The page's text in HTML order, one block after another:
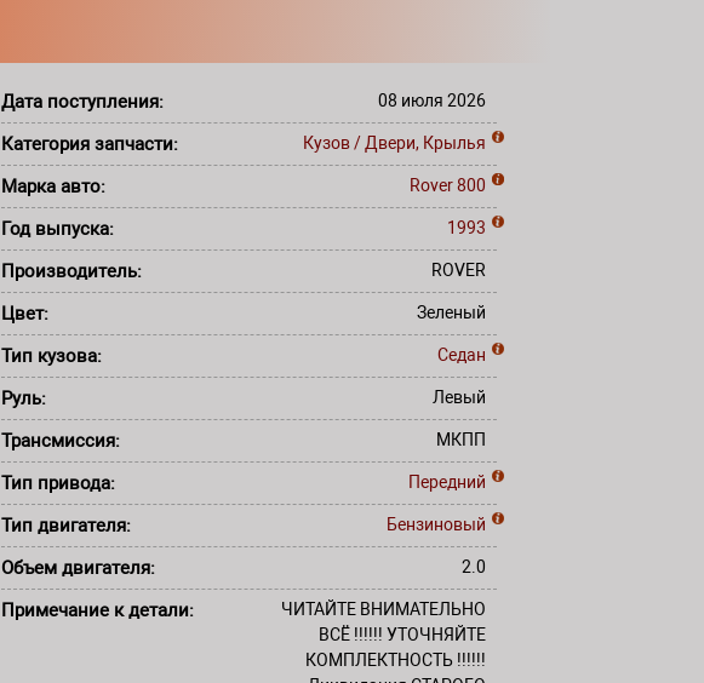
Дата поступления: 08 июля 2026
Категория запчасти: Кузов / Двери, Крылья
Марка авто: Rover800
Год выпуска: 1993
Производитель: ROVER
Цвет: Зеленый
Тип кузова: Седан
Руль: Левый
Трансмиссия: МКПП
Тип привода: Передний
Тип двигателя: Бензиновый
Объем двигателя: 2.0
Примечание к детали:
ЧИТАЙТЕ ВНИМАТЕЛЬНО
ВСЁ !!!!!! УТОЧНЯЙТЕ
КОМПЛЕКТНОСТЬ !!!!!!